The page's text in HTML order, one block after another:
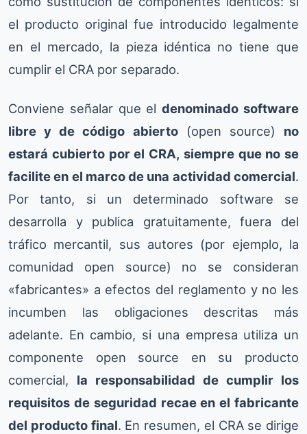
el producto original fue introducido legalmente
en el mercado, la pieza idéntica no tiene que
cumplir el CRA por separado.
Conviene señalar que eldenominado software
libre y de código abierto(open source) no
estará cubierto por el CRA, siempre que no se
facilite en el marco de una actividad comercial.
Por tanto, si un determinado software se
desarrolla y publica gratuitamente, fuera del
tráfico mercantil, sus autores (por ejemplo, la
comunidad open source) no se consideran
«fabricantes» a efectos del reglamento y no les
incumben las obligaciones descritas más
adelante. En cambio, si una empresa utiliza un
componente open source en su producto
comercial, la responsabilidad de cumplir los
requisitos de seguridad recae en el fabricante
del producto final. En resumen, el CRA se dirige